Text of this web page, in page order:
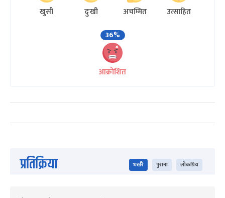
खुसी दुःखी अचम्मित
उत्साहित
36%
आक्रोशित
प्रतिक्रिया भर्खरै पुराना लोकप्रिय